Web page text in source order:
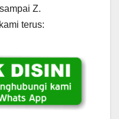
Z.
terus: